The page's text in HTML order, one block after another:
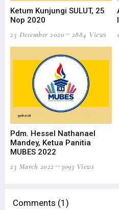
Ketum Kunjungi SULUT, 25
Nop 2020
25 December 2020
2884 Views
Pdm. Hessel Nathanael
Mandey, Ketua Panitia
MUBES 2022
23 March 2022
3093 Views
Comments (1)